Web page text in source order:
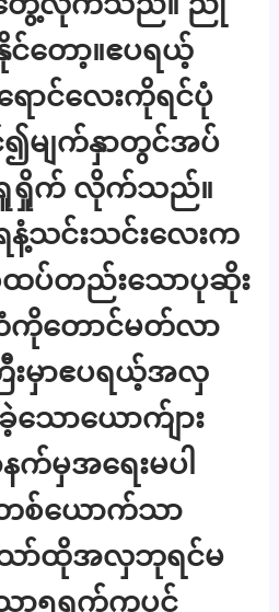
င်တော့။ဧပရယ့်
ာင်လေးကိုရင်ပုံ
မျက်နှာတွင်အပ်
ရှူရှိုက် လိုက်သည်။
နံ့သင်းသင်းလေးက
ပ်တည်းသောပုဆိုး
တောင်မတ်လာ
မှာဧပရယ့်အလှ
ောယောက်ျား
နက်မှအရေးမပါ
စ်ယောက်သာ
ော်ထိုအလှဘုရင်မ
ာ၅ရက်ကပင်